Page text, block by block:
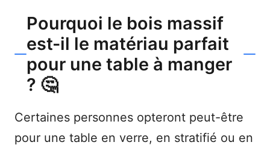
Pourquoi le bois massif
est-il le matériau parfait
pour une table à manger
? 🤔
Certaines personnes opteront peut-être
pour une table en verre, en stratifié ou en